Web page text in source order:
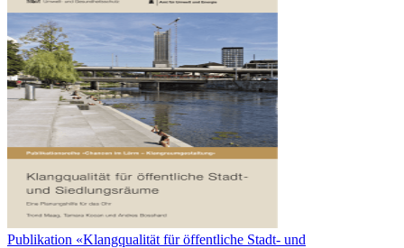
Publikation «Klangqualität für öffentliche Stadt- und